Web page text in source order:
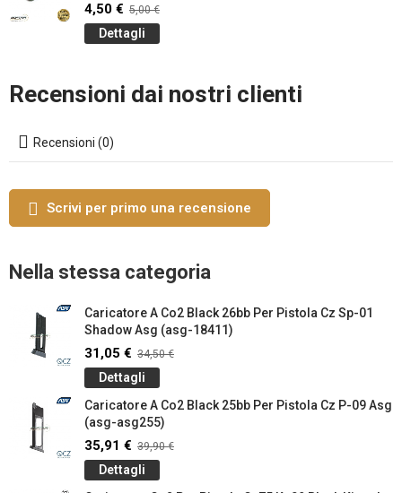
4,50 € 5,00 €
Dettagli
Recensioni dai nostri clienti
Recensioni (0)
Scrivi per primo una recensione
Nella stessa categoria
Caricatore A Co2 Black 26bb Per Pistola Cz Sp-01
Shadow Asg (asg-18411)
31,05 € 34,50 €
Dettagli
Caricatore A Co2 Black 25bb Per Pistola Cz P-09 Asg
(asg-asg255)
35,91 € 39,90 €
Dettagli